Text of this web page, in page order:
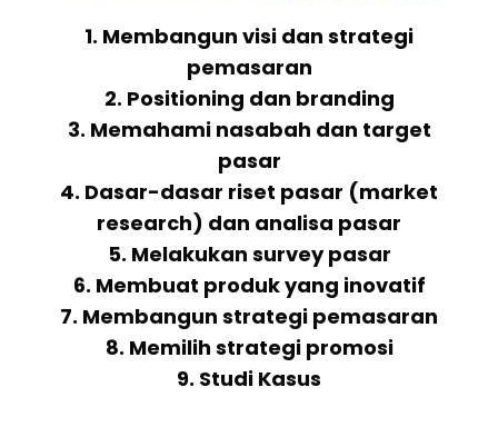
1. Membangun visi dan strategi
pemasaran
2. Positioning dan branding
3. Memahami nasabah dan target
pasar
4. Dasar-dasar riset pasar (market
research) dan analisa pasar
5. Melakukan survey pasar
6. Membuat produk yang inovatif
7. Membangun strategi pemasaran
8. Memilih strategi promosi
9. Studi Kasus